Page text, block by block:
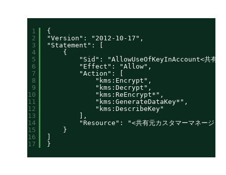
1
2
3
4
5
6
7
8
9
10
11
12
13
14
15
16
17
{
"Version": "2012-10-17",
"Statement": [
{
"Sid": "AllowUseOfKeyInAccount<共有元
"Effect": "Allow",
"Action": [
"kms:Encrypt",
"kms:Decrypt",
"kms:ReEncrypt*",
"kms:GenerateDataKey*",
"kms:DescribeKey"
],
"Resource": "<共有元カスタマーマネージド
}
}